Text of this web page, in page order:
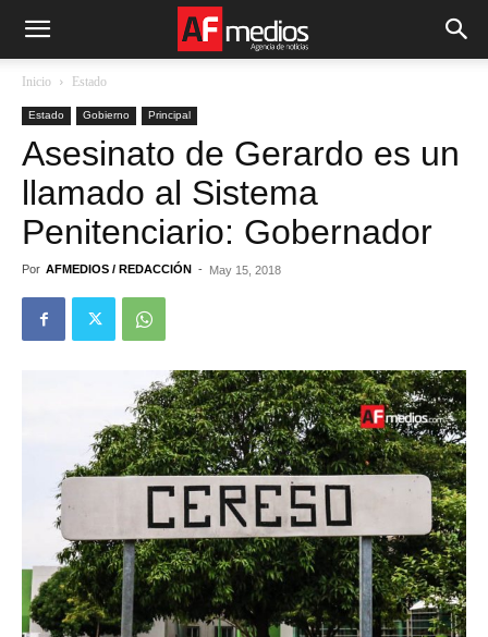
Inicio Estado
Estado Gobierno Principal
Asesinato de Gerardo es un
llamado al Sistema
Penitenciario: Gobernador
Por AFMEDIOS / REDACCIÓN - May 15, 2018